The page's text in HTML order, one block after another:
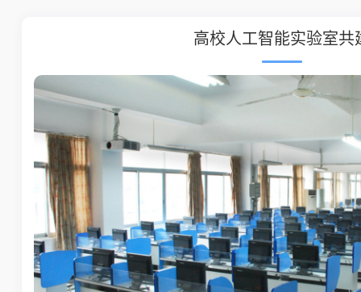
高校人工智能实验室共